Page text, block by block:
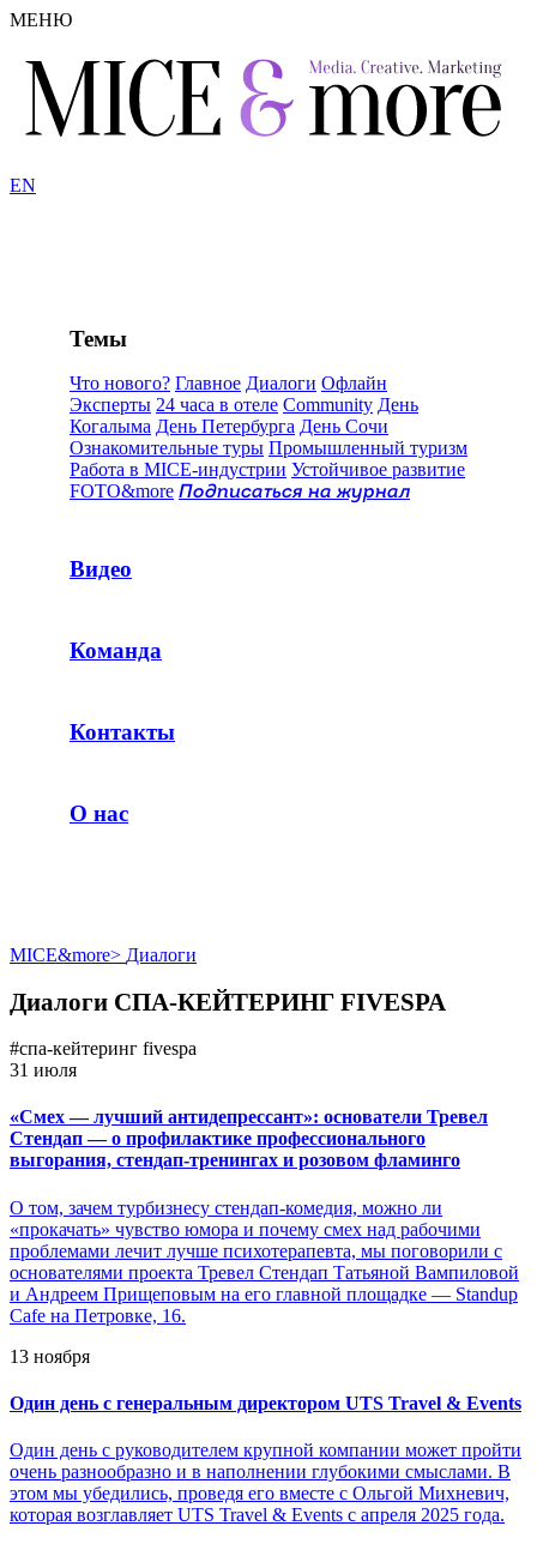
МЕНЮ
EN
Темы
Что нового? Главное Диалоги Офлайн
Эксперты 24 часа в отеле Community День
Когалыма День Петербурга День Сочи
Ознакомительные туры Промышленный туризм
Работа в MICE-индустрии Устойчивое развитие
FOTO&more Подписаться на журнал
Видео
Команда
Контакты
О нас
MICE&more> Диалоги
Диалоги СПА-КЕЙТЕРИНГ FIVESPA
#спа-кейтеринг fivespa
31 июля
«Смех — лучший антидепрессант»: основатели Тревел
Стендап — о профилактике профессионального
выгорания, стендап-тренингах и розовом фламинго
О том, зачем турбизнесу стендап-комедия, можно ли
«прокачать» чувство юмора и почему смех над рабочими
проблемами лечит лучше психотерапевта, мы поговорили с
основателями проекта Тревел Стендап Татьяной Вампиловой
и Андреем Прищеповым на его главной площадке — Standup
Cafe на Петровке, 16.
13 ноября
Один день с генеральным директором UTS Travel & Events
Один день с руководителем крупной компании может пройти
очень разнообразно и в наполнении глубокими смыслами. В
этом мы убедились, проведя его вместе с Ольгой Михневич,
которая возглавляет UTS Travel & Events с апреля 2025 года.